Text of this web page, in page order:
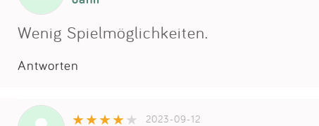
Wenig Spielmöglichkeiten.
Antworten
2023-09-12